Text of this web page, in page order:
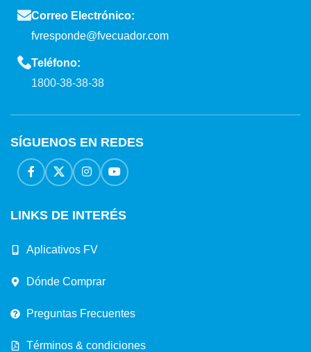
Correo Electrónico:
fvresponde@fvecuador.com
Teléfono:
1800-38-38-38
SÍGUENOS EN REDES
LINKS DE INTERÉS
Aplicativos FV
Dónde Comprar
Preguntas Frecuentes
Términos & condiciones